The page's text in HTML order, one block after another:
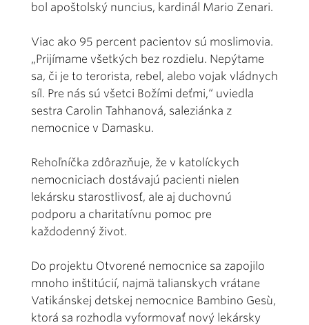
bol apoštolský nuncius, kardinál Mario Zenari.
Viac ako 95 percent pacientov sú moslimovia.
„Prijímame všetkých bez rozdielu. Nepýtame
sa, či je to terorista, rebel, alebo vojak vládnych
síl. Pre nás sú všetci Božími deťmi,“ uviedla
sestra Carolin Tahhanová, saleziánka z
nemocnice v Damasku.
Rehoľníčka zdôrazňuje, že v katolíckych
nemocniciach dostávajú pacienti nielen
lekársku starostlivosť, ale aj duchovnú
podporu a charitatívnu pomoc pre
každodenný život.
Do projektu Otvorené nemocnice sa zapojilo
mnoho inštitúcií, najmä talianskych vrátane
Vatikánskej detskej nemocnice Bambino Gesù,
ktorá sa rozhodla vyformovať nový lekársky